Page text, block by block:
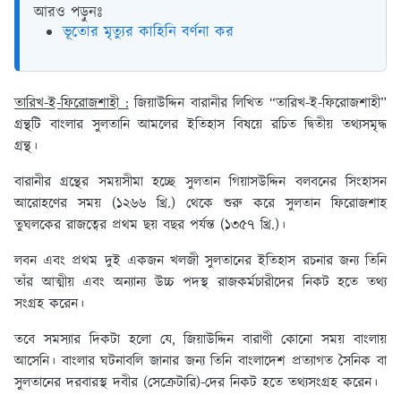
আরও পড়ুনঃ
ভূতোর মৃত্যুর কাহিনি বর্ণনা কর
তারিখ-ই-ফিরোজশাহী :জিয়াউদ্দিন বারানীর লিখিত “তারিখ-ই-ফিরোজশাহী”
গ্রন্থটি বাংলার সুলতানি আমলের ইতিহাস বিষয়ে রচিত দ্বিতীয় তথ্যসমৃদ্ধ
গ্রন্থ।
বারানীর গ্রন্থের সময়সীমা হচ্ছে সুলতান গিয়াসউদ্দিন বলবনের সিংহাসন
আরোহণের সময় (১২৬৬ খ্রি.) থেকে শুরু করে সুলতান ফিরোজশাহ
তুঘলকের রাজত্বের প্রথম ছয় বছর পর্যন্ত (১৩৫৭ খ্রি.)।
লবন এবং প্রথম দুই একজন খলজী সুলতানের ইতিহাস রচনার জন্য তিনি
তাঁর আত্মীয় এবং অন্যান্য উচ্চ পদস্থ রাজকর্মচারীদের নিকট হতে তথ্য
সংগ্রহ করেন।
তবে সমস্যার দিকটা হলো যে, জিয়াউদ্দিন বারাণী কোনো সময় বাংলায়
আসেনি। বাংলার ঘটনাবলি জানার জন্য তিনি বাংলাদেশ প্রত্যাগত সৈনিক বা
সুলতানের দরবারস্থ দবীর (সেক্রেটারি)-দের নিকট হতে তথ্যসংগ্রহ করেন।